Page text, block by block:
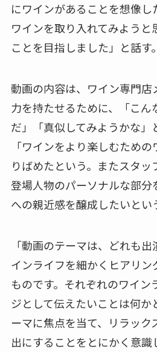
にワインがあることを想像し
ワインを取り入れてみようと
ことを目指しました」と話す。
動画の内容は、ワイン専門店
力を持たせるために、「こん
だ」「真似してみようかな」
「ワインをより楽しむため
りばめたという。またスタッ
登場人物のパーソナルな部分
への親近感を醸成したいとい
「動画のテーマは、どれも
インライフを細かくヒアリン
ものです。それぞれのワイン
ジとして伝えたいことは何か
ーマに焦点を当て、リラック
出にすることをとにかく意